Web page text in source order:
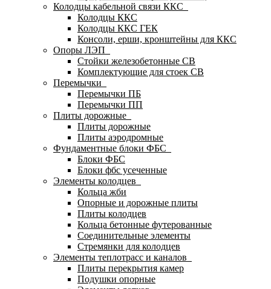
Колодцы кабельной связи ККС
Колодцы ККС
Колодцы ККС ГЕК
Консоли, ерши, кронштейны для ККС
Опоры ЛЭП
Стойки железобетонные СВ
Комплектующие для стоек СВ
Перемычки
Перемычки ПБ
Перемычки ПП
Плиты дорожные
Плиты дорожные
Плиты аэродромные
Фундаментные блоки ФБС
Блоки ФБС
Блоки фбс усеченные
Элементы колодцев
Кольца жби
Опорные и дорожные плиты
Плиты колодцев
Кольца бетонные футерованные
Соединительные элементы
Стремянки для колодцев
Элементы теплотрасс и каналов
Плиты перекрытия камер
Подушки опорные